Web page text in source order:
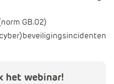
GB.02)
het webinar!